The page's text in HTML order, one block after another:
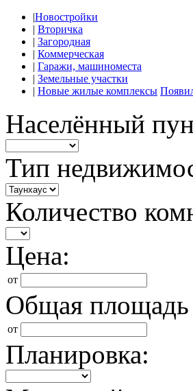
|Новостройки
| Вторичка
| Загородная
| Коммерческая
| Гаражи, машиноместа
| Земельные участки
| Новые жилые комплексы
Населённый
Тип
Количество
Цена:
от
Общая
от
Планировка: